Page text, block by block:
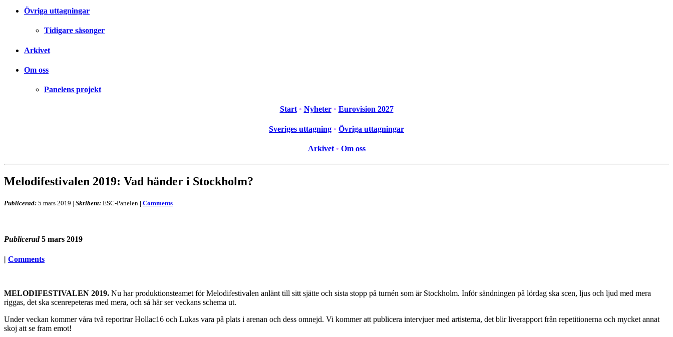
Övriga uttagningar
Tidigare säsonger
Arkivet
Om oss
Panelens projekt
Start • Nyheter • Eurovision 2027
Sveriges uttagning • Övriga uttagningar
Arkivet • Om oss
Melodifestivalen 2019: Vad händer i Stockholm?
Publicerad: 5 mars 2019 | Skribent: ESC-Panelen | Comments
Publicerad 5 mars 2019
| Comments
MELODIFESTIVALEN 2019. Nu har produktionsteamet för Melodifestivalen anlänt till sitt sjätte och sista stopp på turnén som är Stockholm. Inför sändningen på lördag ska scen, ljus och ljud med mera
riggas, det ska scenrepeteras med mera, och så här ser veckans schema ut.
Under veckan kommer våra två reportrar Hollac16 och Lukas vara på plats i arenan och dess omnejd. Vi kommer att publicera intervjuer med artisterna, det blir liverapport från repetitionerna och mycket annat
skoj att se fram emot!